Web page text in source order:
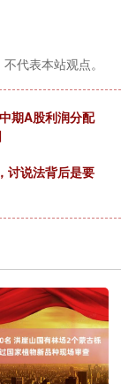
代表本站观点。
期A股利润分配
讨说法背后是要